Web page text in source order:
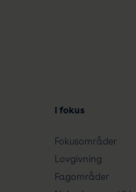
I fokus
Fokusområder
Lovgivning
Fagområder